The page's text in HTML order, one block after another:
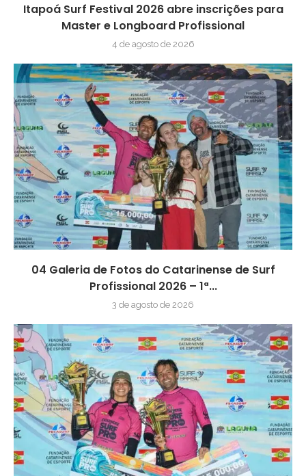
Itapoá Surf Festival 2026 abre inscrições para
Master e Longboard Profissional
4 de agosto de 2026
04 Galeria de Fotos do Catarinense de Surf
Profissional 2026 – 1ª...
3 de agosto de 2026